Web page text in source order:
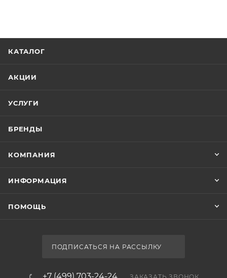
Aquanet
00-01228931
Light
Россия
1 год
Экран для ванны
современный
Глубина, см
Форма